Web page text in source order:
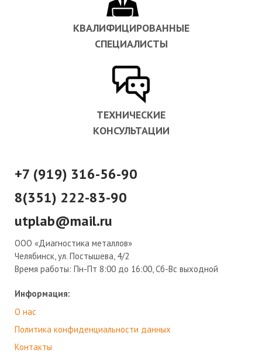
КВАЛИФИЦИРОВАННЫЕ
СПЕЦИАЛИСТЫ
ТЕХНИЧЕСКИЕ
КОНСУЛЬТАЦИИ
+7 (919) 316-56-90
8(351) 222-83-90
utplab@mail.ru
ООО «Диагностика металлов»
Челябинск, ул. Постышева, 4/2
Время работы: Пн-Пт 8:00 до 16:00, Сб-Вс выходной
Информация:
О нас
Политика конфиденциальности данных
Контакты